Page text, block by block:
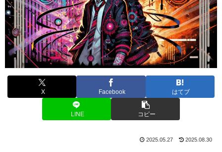
X Facebook はてブ
LINE コピー
2025.05.27 2025.08.30